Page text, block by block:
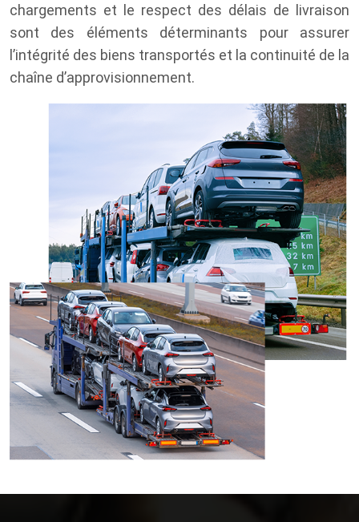
chargements et le respect des délais de livraison
sont des éléments déterminants pour assurer
l’intégrité des biens transportés et la continuité de la
chaîne d’approvisionnement.